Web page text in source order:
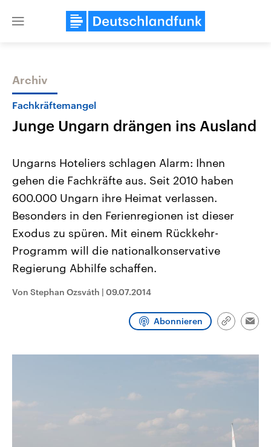
Close
Themen
Landtagswahl Sachsen-Anhalt
2026
Alle Informationen
Sachsen-Anhalt wählt am 6.
September 2026 einen neuen
Landtag. Seit 2021 wird das
Bundesland von einer Koalition aus
Umfragen, Prognosen,
Wahlprogramme, aktuelle Berichte
und Kandidaten der anstehenden
Aktuelle Beiträge,
Hintergründe
Wirtschaftlich und
gehören die Vereinigten
Archiv
Fachkräftemangel
Junge Ungarn drängen ins Ausland
Ungarns Hoteliers schlagen Alarm: Ihnen
gehen die Fachkräfte aus. Seit 2010 haben
600.000 Ungarn ihre Heimat verlassen.
Besonders in den Ferienregionen ist dieser
Exodus zu spüren. Mit einem Rückkehr-
Programm will die nationalkonservative
Regierung Abhilfe schaffen.
Von Stephan Ozsváth | 09.07.2014
Abonnieren
Link